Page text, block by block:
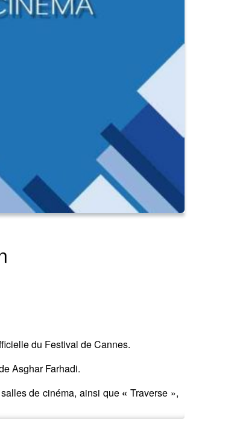
du Festival de Cannes.
Asghar Farhadi.
de cinéma, ainsi que«Traverse »,